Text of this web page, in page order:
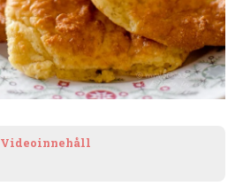
Videoinnehåll